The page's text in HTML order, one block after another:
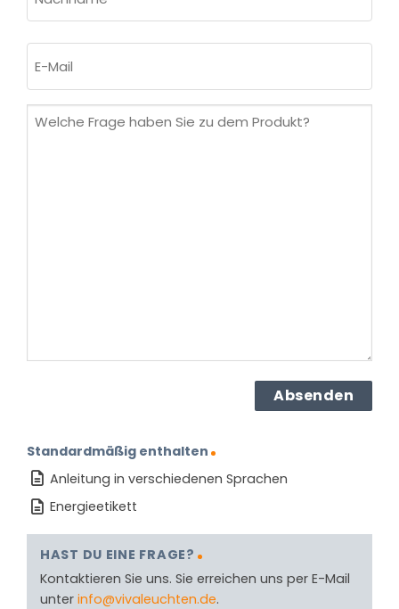
Mail
Welche
Standardmäßig enthalten
Anleitung in verschiedenen Sprachen
Energieetikett
HAST DU EINE FRAGE?
Kontaktieren Sie uns. Sie erreichen uns per E-Mail
unter info@vivaleuchten.de.